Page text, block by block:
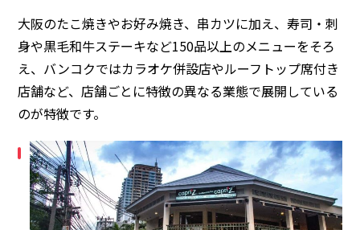
大阪のたこ焼きやお好み焼き、串カツに加え、寿司・刺
身や黒毛和牛ステーキなど150品以上のメニューをそろ
え、バンコクではカラオケ併設店やルーフトップ席付き
店舗など、店舗ごとに特徴の異なる業態で展開している
のが特徴です。